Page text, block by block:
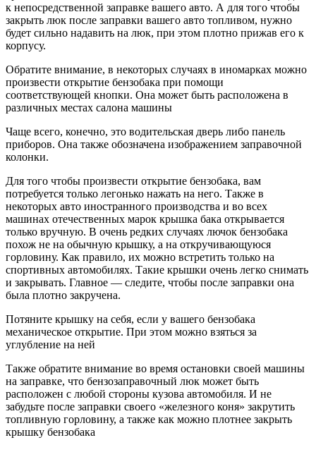
к непосредственной заправке вашего авто. А для того чтобы
закрыть люк после заправки вашего авто топливом, нужно
будет сильно надавить на люк, при этом плотно прижав его к
корпусу.
Обратите внимание, в некоторых случаях в иномарках можно
произвести открытие бензобака при помощи
соответствующей кнопки. Она может быть расположена в
различных местах салона машины
Чаще всего, конечно, это водительская дверь либо панель
приборов. Она также обозначена изображением заправочной
колонки.
Для того чтобы произвести открытие бензобака, вам
потребуется только легонько нажать на него. Также в
некоторых авто иностранного производства и во всех
машинах отечественных марок крышка бака открывается
только вручную. В очень редких случаях лючок бензобака
похож не на обычную крышку, а на откручивающуюся
горловину. Как правило, их можно встретить только на
спортивных автомобилях. Такие крышки очень легко снимать
и закрывать. Главное — следите, чтобы после заправки она
была плотно закручена.
Потяните крышку на себя, если у вашего бензобака
механическое открытие. При этом можно взяться за
углубление на ней
Также обратите внимание во время остановки своей машины
на заправке, что бензозаправочный люк может быть
расположен с любой стороны кузова автомобиля. И не
забудьте после заправки своего «железного коня» закрутить
топливную горловину, а также как можно плотнее закрыть
крышку бензобака